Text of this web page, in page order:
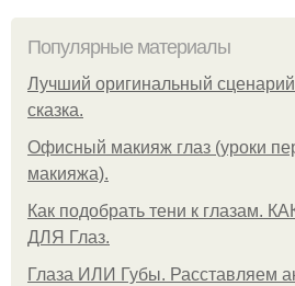
Популярные материалы
Лучший оригинальный
сказка.
Офисный макияж глаз (уроки
макияжа).
Как подобрать тени к глазам.
ДЛЯ Глаз.
Глаза ИЛИ Губы. Расставляем